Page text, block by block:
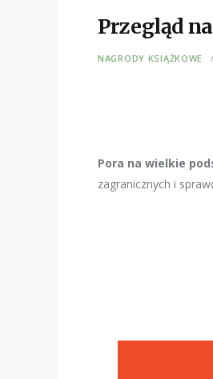
Przegląd
NAGRODY KSIĄŻKOWE
Pora na wielkie
zagranicznych i